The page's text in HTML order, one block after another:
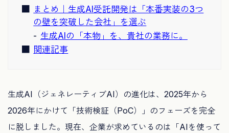
まとめ｜生成AI受託開発は「本番実装の3つ
の壁を突破した会社」を選ぶ
生成AIの「本物」を、貴社の業務に。
関連記事
生成AI（ジェネレーティブAI）の進化は、2025年から
2026年にかけて「技術検証（PoC）」のフェーズを完全
に脱しました。現在、企業が求めているのは「AIを使って